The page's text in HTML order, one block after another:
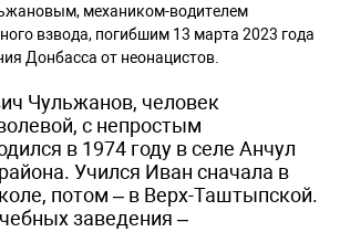
механиком-водителем
взвода, погибшим 13 марта 2023 года
Донбасса от неонацистов.
Чульжанов, человек
с непростым
в 1974 году в селе Анчул
Учился Иван сначала в
потом – в Верх-Таштыпской.
заведения –